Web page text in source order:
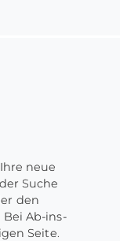
neue
Suche
den
Ab-ins-
Seite.